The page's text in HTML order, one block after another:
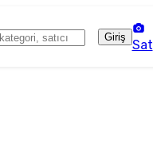
Giriş
Sat